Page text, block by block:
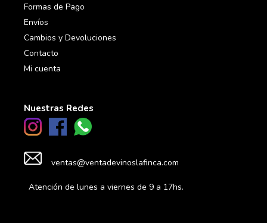
Formas de Pago
Envíos
Cambios y Devoluciones
Contacto
Mi cuenta
Nuestras Redes
ventas@ventadevinoslafinca.com
Atención de lunes a viernes de 9 a 17hs.